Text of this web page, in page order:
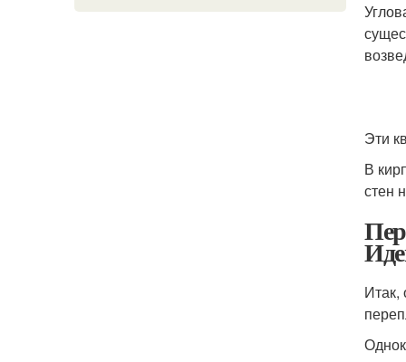
Эти
В
стен
Итак,